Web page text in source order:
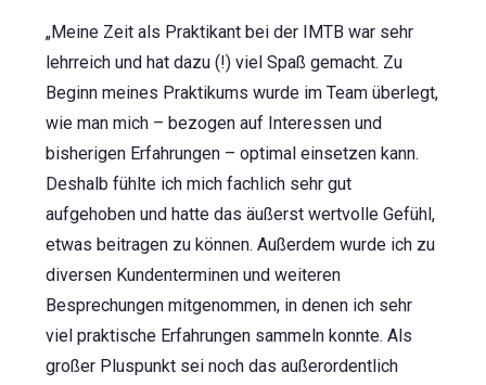
„Meine Zeit als Praktikant bei der IMTB war sehr
lehrreich und hat dazu (!) viel Spaß gemacht. Zu
Beginn meines Praktikums wurde im Team überlegt,
wie man mich – bezogen auf Interessen und
bisherigen Erfahrungen – optimal einsetzen kann.
Deshalb fühlte ich mich fachlich sehr gut
aufgehoben und hatte das äußerst wertvolle Gefühl,
etwas beitragen zu können. Außerdem wurde ich zu
diversen Kundenterminen und weiteren
Besprechungen mitgenommen, in denen ich sehr
viel praktische Erfahrungen sammeln konnte. Als
großer Pluspunkt sei noch das außerordentlich